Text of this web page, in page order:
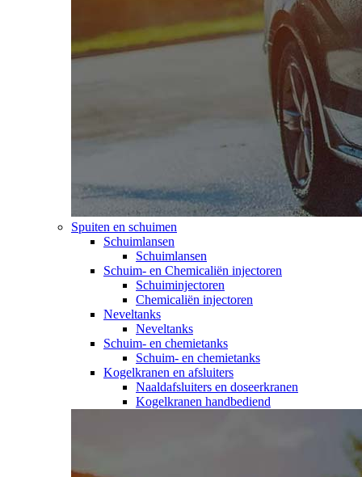
Spuiten en schuimen
Schuimlansen
Schuimlansen
Schuim- en Chemicaliën injectoren
Schuiminjectoren
Chemicaliën injectoren
Neveltanks
Neveltanks
Schuim- en chemietanks
Schuim- en chemietanks
Kogelkranen en afsluiters
Naaldafsluiters en doseerkranen
Kogelkranen handbediend